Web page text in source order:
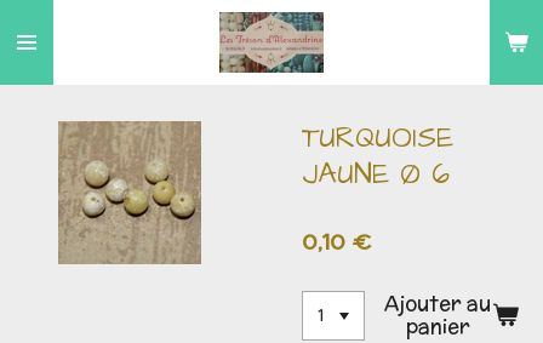
au
TURQUOISE
JAUNE Ø 6
0,10 €
Ajouter au
panier